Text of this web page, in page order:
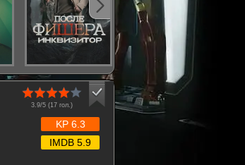
3.9/5 (17 гол.)
KP 6.3
IMDB 5.9